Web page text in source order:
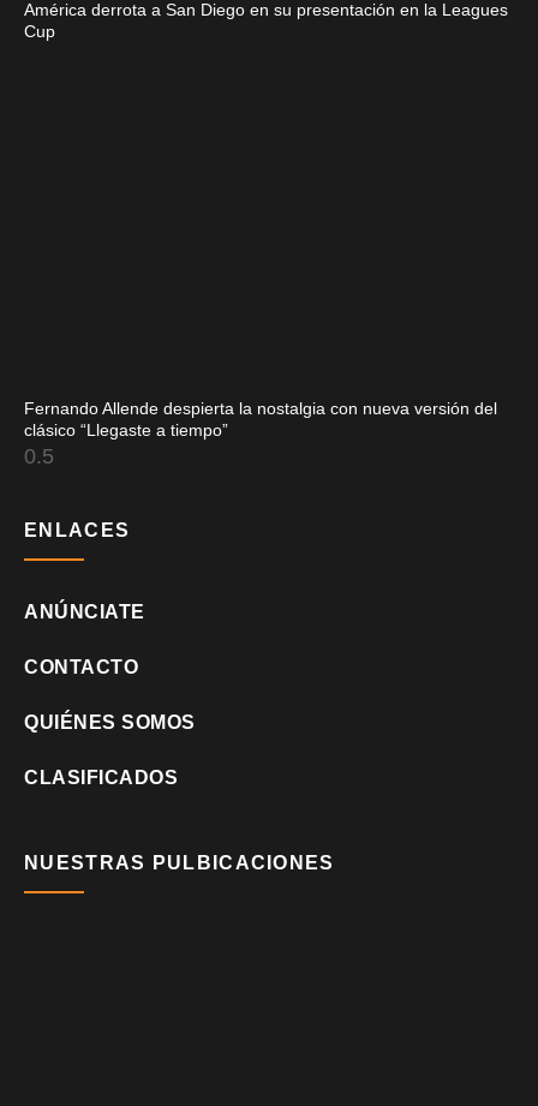
América derrota a San Diego en su presentación en la Leagues
Cup
Fernando Allende despierta la nostalgia con nueva versión del
clásico “Llegaste a tiempo”
ENLACES
ANÚNCIATE
CONTACTO
QUIÉNES SOMOS
CLASIFICADOS
NUESTRAS PULBICACIONES